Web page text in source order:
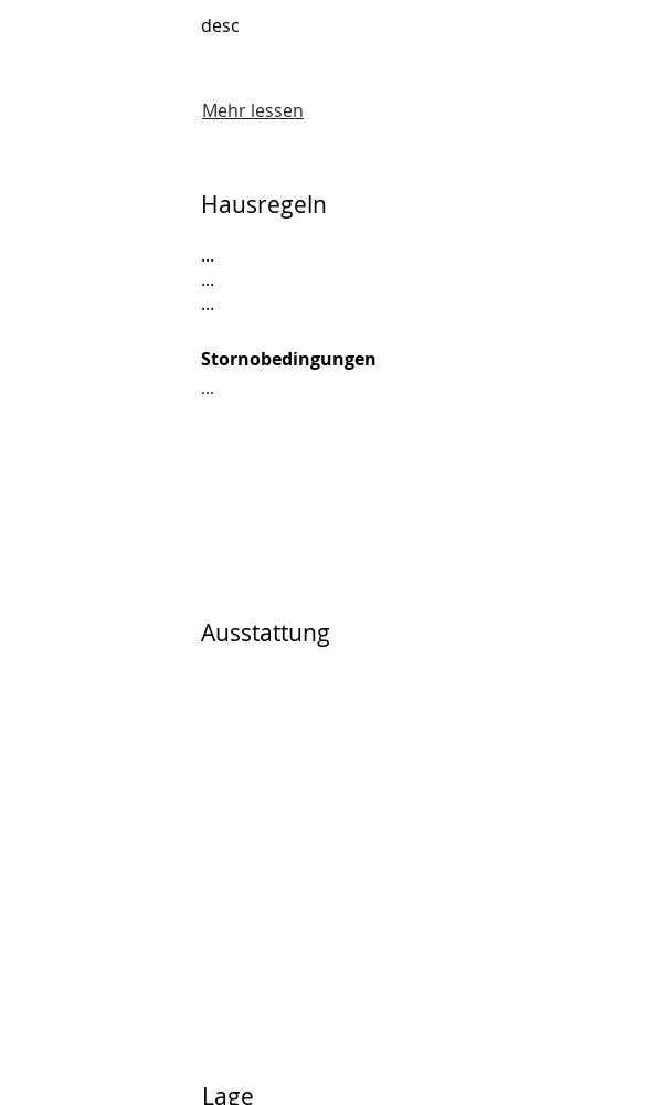
desc
Mehr lessen
Hausregeln
...
...
...
Stornobedingungen
...
Ausstattung
Lage